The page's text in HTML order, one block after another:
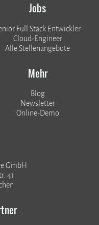
Jobs
Full Stack Entwickler
Cloud-Engineer
Alle Stellenangebote
Mehr
Blog
Newsletter
Online-Demo
GmbH
41